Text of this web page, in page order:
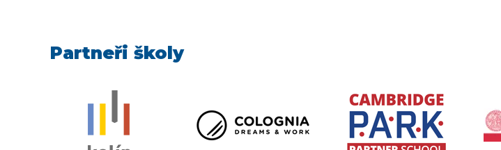
Partneři školy